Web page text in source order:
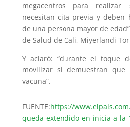
megacentros para realizar
necesitan cita previa y deben
de una persona mayor de
de Salud de Cali, Miyerlandi
Y aclaró: “durante el toque
movilizar si demuestran
vacuna”.
FUENTE:https://
queda-extendido-en-inicia-a-la-